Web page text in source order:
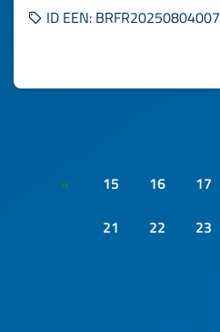
ID EEN: BRFR20250804007
« 15 16 17
21
22 23